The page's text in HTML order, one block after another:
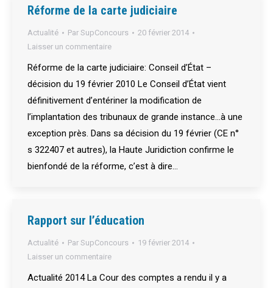
Réforme de la carte judiciaire
Actualité Par SupConcours
20 février 2014
Laisser un commentaire
Réforme de la carte judiciaire: Conseil d’État –
décision du 19 février 2010 Le Conseil d’État vient
définitivement d’entériner la modification de
l’implantation des tribunaux de grande instance…à une
exception près. Dans sa décision du 19 février (CE n°
s 322407 et autres), la Haute Juridiction confirme le
bienfondé de la réforme, c’est à dire…
Rapport sur l’éducation
Actualité Par SupConcours
19 février 2014
Laisser un commentaire
Actualité 2014 La Cour des comptes a rendu il y a